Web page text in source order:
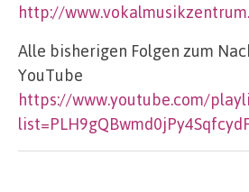
http://
Alle bisherigen Folgen zum
YouTube
https://www.youtube.com/